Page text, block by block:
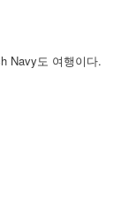
Navy도 여행이다.